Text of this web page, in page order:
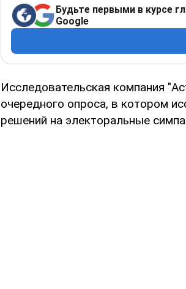
Будьте первыми в курсе
Google
Исследовательская компания
очередного опроса, в котором
решений на электоральные